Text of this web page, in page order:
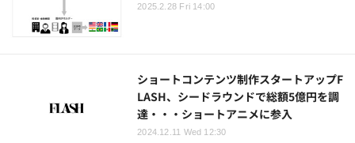
2025.2.28 Fri 14:00
ショートコンテンツ制作スタートアップF
LASH、シードラウンドで総額5億円を調
達・・・ショートアニメに参入
2024.12.11 Wed 12:30